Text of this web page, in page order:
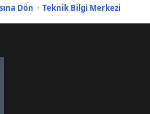
Dön · Teknik Bilgi Merkezi